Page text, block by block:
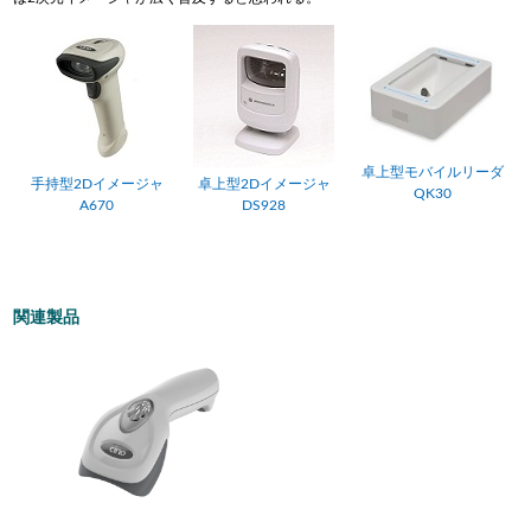
手持型2Dイメージャ
A670
卓上型2Dイメージャ
DS928
卓上型モバイルリーダ
QK30
関連製品